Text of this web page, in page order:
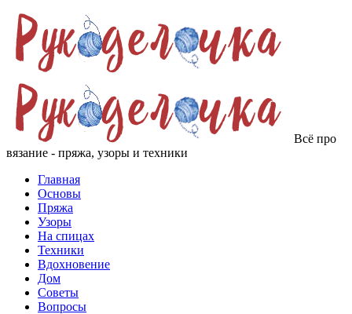
Всё про
вязание - пряжа, узоры и техники
Главная
Основы
Пряжа
Узоры
На спицах
Техники
Вдохновение
Дом
Советы
Вопросы